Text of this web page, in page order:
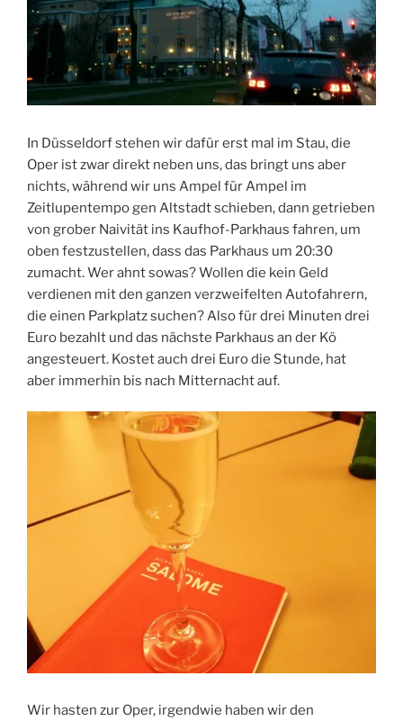
In Düsseldorf stehen wir dafür erst mal im Stau, die
Oper ist zwar direkt neben uns, das bringt uns aber
nichts, während wir uns Ampel für Ampel im
Zeitlupentempo gen Altstadt schieben, dann getrieben
von grober Naivität ins Kaufhof-Parkhaus fahren, um
oben festzustellen, dass das Parkhaus um 20:30
zumacht. Wer ahnt sowas? Wollen die kein Geld
verdienen mit den ganzen verzweifelten Autofahrern,
die einen Parkplatz suchen? Also für drei Minuten drei
Euro bezahlt und das nächste Parkhaus an der Kö
angesteuert. Kostet auch drei Euro die Stunde, hat
aber immerhin bis nach Mitternacht auf.
Wir hasten zur Oper, irgendwie haben wir den